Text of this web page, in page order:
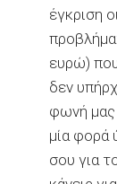
έγκριση
ευρώ)
δεν
φωνή μας
μία φορά
σου για